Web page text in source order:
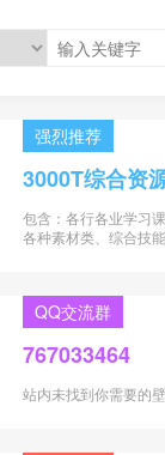
强烈推荐
3000T综合资
包含：各行各业学习
各种素材类、综合技
QQ交流群
767033464
站内未找到你需要的